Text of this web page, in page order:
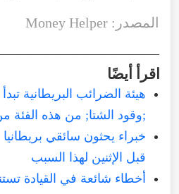
المصدر :
Money Helper
اقرأ أيضًا
هيئة الضرائب البريطانية
;وقود الشتا; من هذه الفئة
خبراء يحثون سائقي بريطانيا
قبل الإثنين لهذا السبب
أخطاء شائعة في القيادة